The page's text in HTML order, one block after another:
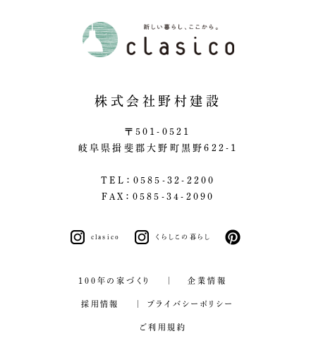
株式会社野村建設
〒501-0521
岐阜県揖斐郡大野町黒野622-1
TEL：0585-32-2200
FAX：0585-34-2090
clasico くらしこの暮らし
100年の家づくり 企業情報
採用情報 プライバシーポリシー
ご利用規約